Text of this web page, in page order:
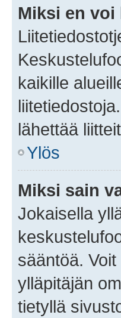
Miksi en
kaikille
lähettää
Ylös
Miksi sain
Jokaisella
sääntöä.
ylläpitäjän
tietyllä